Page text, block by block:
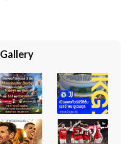
Gallery